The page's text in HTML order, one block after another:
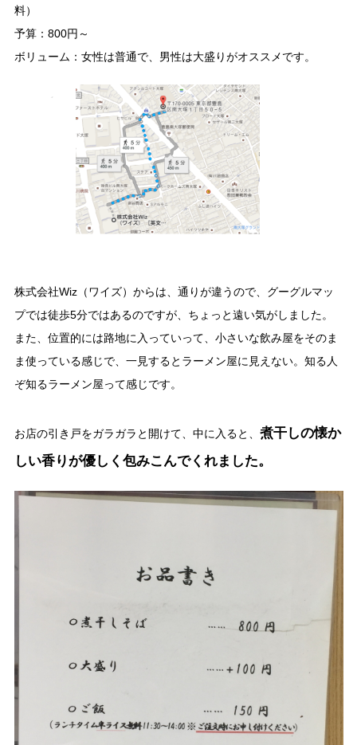
料）
予算：800円～
ボリューム：女性は普通で、男性は大盛りがオススメです。
株式会社Wiz（ワイズ）からは、通りが違うので、グーグルマッ
プでは徒歩5分ではあるのですが、ちょっと遠い気がしました。
また、位置的には路地に入っていって、小さいな飲み屋をそのま
ま使っている感じで、一見するとラーメン屋に見えない。知る人
ぞ知るラーメン屋って感じです。
お店の引き戸をガラガラと開けて、中に入ると、 煮干しの懐か
しい香りが優しく包みこんでくれました。